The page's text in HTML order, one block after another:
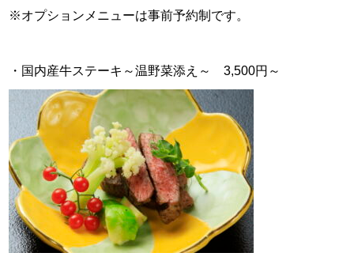
※オプションメニューは事前予約制です。
・国内産牛ステーキ～温野菜添え～ 3,500円～